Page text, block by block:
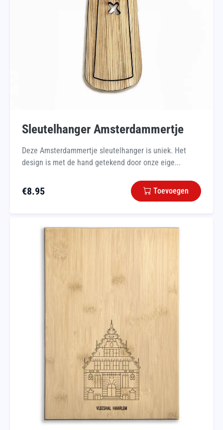
Sleutelhanger Amsterdammertje
Deze Amsterdammertje sleutelhanger is uniek. Het
design is met de hand getekend door onze eige...
€8.95 Toevoegen